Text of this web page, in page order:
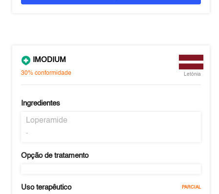
IMODIUM
30%conformidade Letónia
Ingredientes
Loperamide
-
Opção de tratamento
Uso terapêutico PARCIAL